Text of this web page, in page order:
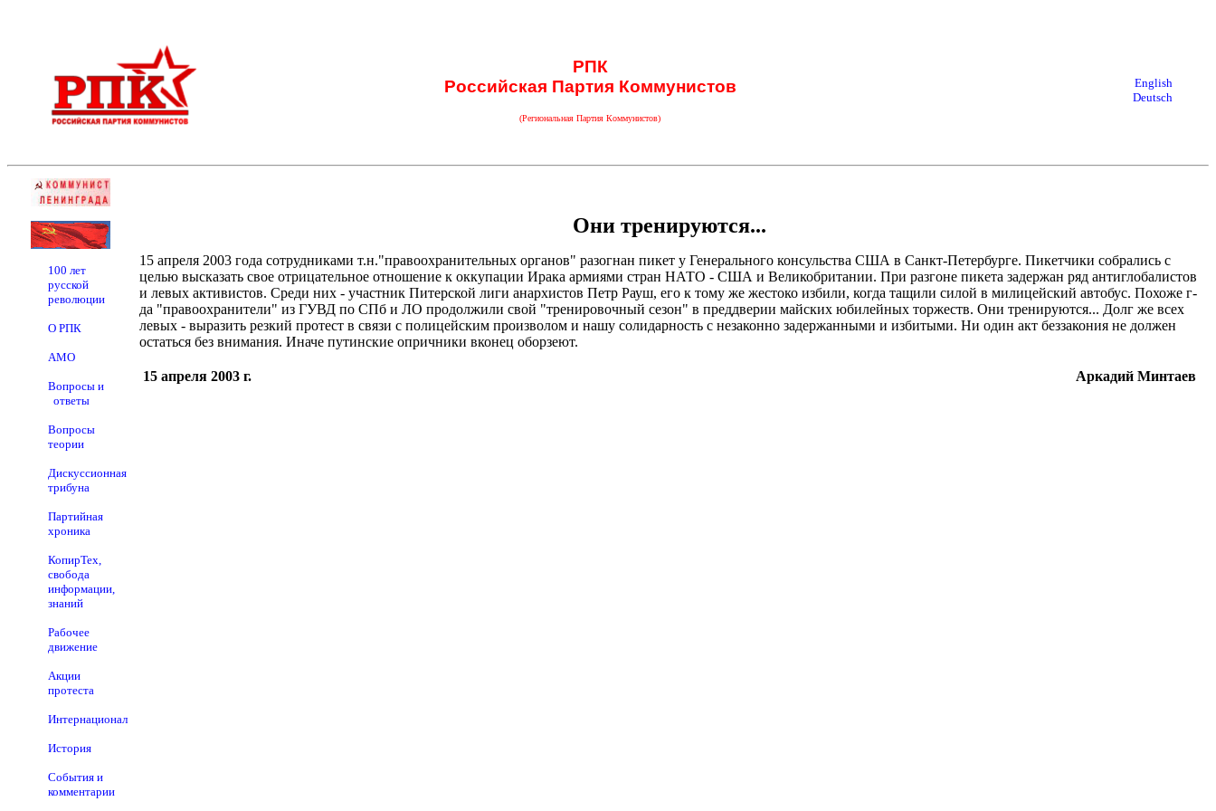
РПК
Российская Партия Коммунистов
(Региональная Партия Коммунистов)
English
Deutsch
100 лет
русской
революции
О РПК
АМО
Вопросы и
ответы
Вопросы
теории
Дискуссионная
трибуна
Партийная
хроника
КопирТех,
свобода
информации,
знаний
Рабочее
движение
Акции
протеста
Интернационал
История
События и
комментарии
Они тренируются...
15 апреля 2003 года сотрудниками т.н."правоохранительных органов" разогнан пикет у Генерального консульства США в Санкт-Петербурге. Пикетчики собрались с
целью высказать свое отрицательное отношение к оккупации Ирака армиями стран НАТО - США и Великобритании. При разгоне пикета задержан ряд антиглобалистов
и левых активистов. Среди них - участник Питерской лиги анархистов Петр Рауш, его к тому же жестоко избили, когда тащили силой в милицейский автобус. Похоже г-
да "правоохранители" из ГУВД по СПб и ЛО продолжили свой "тренировочный сезон" в преддверии майских юбилейных торжеств. Они тренируются... Долг же всех
левых - выразить резкий протест в связи с полицейским произволом и нашу солидарность с незаконно задержанными и избитыми. Ни один акт беззакония не должен
остаться без внимания. Иначе путинские опричники вконец оборзеют.
15 апреля 2003 г. Аркадий Минтаев